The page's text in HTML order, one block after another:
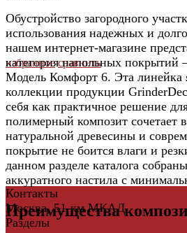
избранное сравнить
Обустройство загородного
использования надежных и
нашем интернет-магазине
категория напольных
Модель Комфорт 6. Эта линейка
коллекции продукции
себя как практичное решение
полимерный композит сочетает
натуральной древесины и
покрытие не боится влаги и
данном разделе каталога
аккуратного настила с
Преимущества
Контакты
Москва, 51-км МКАД
Разделы